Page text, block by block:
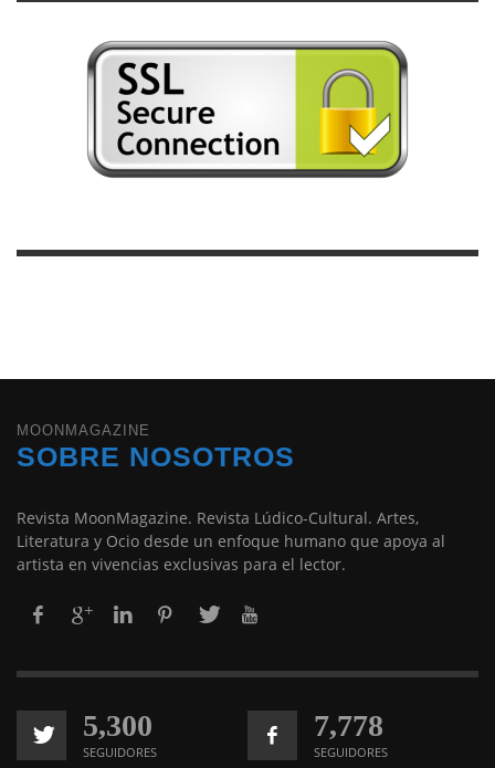
MOONMAGAZINE
SOBRE NOSOTROS
Revista MoonMagazine. Revista Lúdico-Cultural. Artes,
Literatura y Ocio desde un enfoque humano que apoya al
artista en vivencias exclusivas para el lector.
5,300
SEGUIDORES
7,778
SEGUIDORES